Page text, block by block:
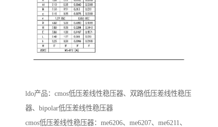
ldo产品：cmos低压差线性稳压器、双路低压差线性稳压
器、bipolar低压差线性稳压器
cmos低压差线性稳压器：me6206、me6207、me6211、